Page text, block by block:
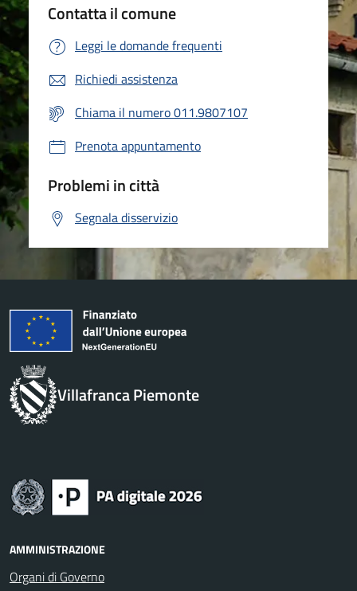
Contatta il comune
Leggi le domande frequenti
Richiedi assistenza
Chiama il numero 011.9807107
Prenota appuntamento
Problemi in città
Segnala disservizio
Villafranca Piemonte
AMMINISTRAZIONE
Organi di Governo